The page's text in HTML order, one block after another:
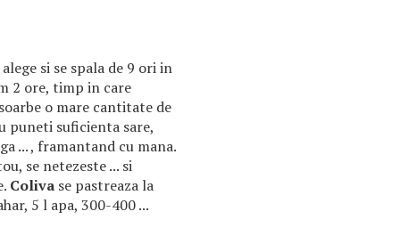
si se spala de 9 ori in
2 ore, timp in care
o mare cantitate de
puneti suficienta sare,
... , framantand cu mana.
se netezeste ... si
Coliva se pastreaza la
5 l apa, 300-400 ...